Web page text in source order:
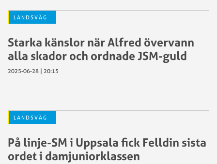
LANDSVÄG
Starka känslor när Alfred övervann
alla skador och ordnade JSM-guld
2025-06-28 | 20:15
LANDSVÄG
På linje-SM i Uppsala fick Felldin sista
ordet i damjuniorklassen